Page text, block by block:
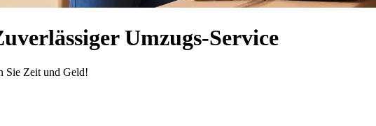
Umzugs-Service
Sie Zeit und Geld!